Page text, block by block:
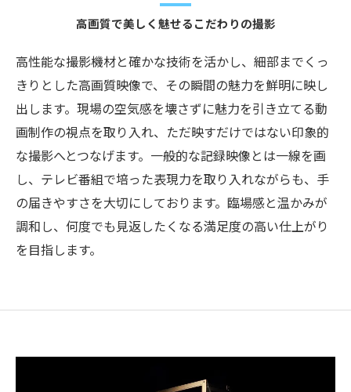
高画質で美しく魅せるこだわりの撮影
高性能な撮影機材と確かな技術を活かし、細部までくっ
きりとした高画質映像で、その瞬間の魅力を鮮明に映し
出します。現場の空気感を壊さずに魅力を引き立てる動
画制作の視点を取り入れ、ただ映すだけではない印象的
な撮影へとつなげます。一般的な記録映像とは一線を画
し、テレビ番組で培った表現力を取り入れながらも、手
の届きやすさを大切にしております。臨場感と温かみが
調和し、何度でも見返したくなる満足度の高い仕上がり
を目指します。